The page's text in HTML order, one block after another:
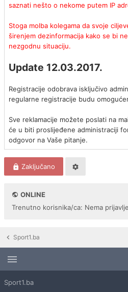
saznati nešto o nekome putem IP
Stoga molba kolegama da svoje
širenjem dezinformacija kako se bi
nezgodnu situaciju.
Update 12.03.2017.
Registracije odobrava isključivo
regularne registracije budu
Sve reklamacije možete poslati na
će u biti proslijeđene administraciji
odgovor na Vaše pitanje.
Zaključano
ONLINE
Trenutno korisnika/ca: Nema
Sport1.ba
Sport1.ba